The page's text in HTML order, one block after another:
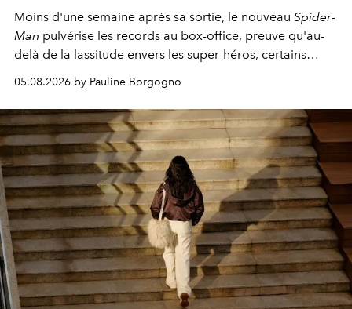
Moins d'une semaine après sa sortie, le nouveau Spider-
Man pulvérise les records au box-office, preuve qu'au-
delà de la lassitude envers les super-héros, certains
personnages continuent de susciter une ferveur intacte.
05.08.2026 by Pauline Borgogno